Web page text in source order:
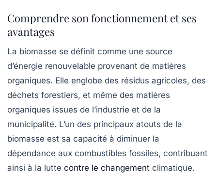
Comprendre son fonctionnement et ses
avantages
La biomasse se définit comme une source
d’énergie renouvelable provenant de matières
organiques. Elle englobe des résidus agricoles, des
déchets forestiers, et même des matières
organiques issues de l’industrie et de la
municipalité. L’un des principaux atouts de la
biomasse est sa capacité à diminuer la
dépendance aux combustibles fossiles, contribuant
ainsi à la lutte contre le changement climatique.